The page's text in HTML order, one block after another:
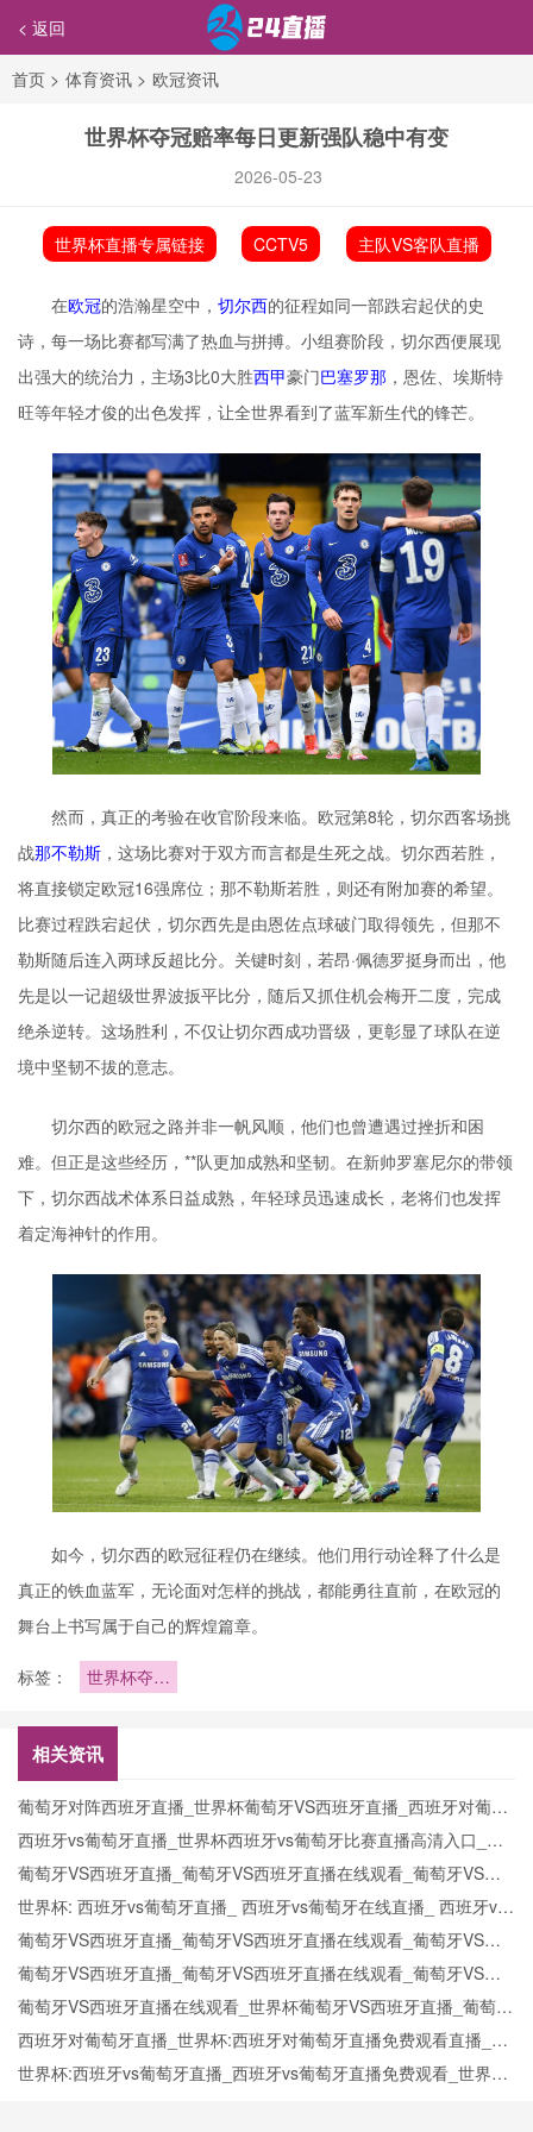
< 返回
首页 > 体育资讯 > 欧冠资讯
世界杯夺冠赔率每日更新强队稳中有变
2026-05-23
世界杯直播专属链接 CCTV5 主队VS客队直播
在欧冠的浩瀚星空中， 切尔西的征程如同一部跌宕起伏的史
诗，每一场比赛都写满了热血与拼搏。小组赛阶段，切尔西便展现
出强大的统治力，主场3比0大胜西甲豪门巴塞罗那 ，恩佐、埃斯特
旺等年轻才俊的出色发挥，让全世界看到了蓝军新生代的锋芒。
然而，真正的考验在收官阶段来临。欧冠第8轮，切尔西客场挑
战那不勒斯 ，这场比赛对于双方而言都是生死之战。切尔西若胜，
将直接锁定欧冠16强席位；那不勒斯若胜，则还有附加赛的希望。
比赛过程跌宕起伏，切尔西先是由恩佐点球破门取得领先，但那不
勒斯随后连入两球反超比分。关键时刻，若昂·佩德罗挺身而出，他
先是以一记超级世界波扳平比分，随后又抓住机会梅开二度，完成
绝杀逆转。这场胜利，不仅让切尔西成功晋级，更彰显了球队在逆
境中坚韧不拔的意志。
切尔西的欧冠之路并非一帆风顺，他们也曾遭遇过挫折和困
难。但正是这些经历，**队更加成熟和坚韧。在新帅罗塞尼尔的带领
下，切尔西战术体系日益成熟，年轻球员迅速成长，老将们也发挥
着定海神针的作用。
如今，切尔西的欧冠征程仍在继续。他们用行动诠释了什么是
真正的铁血蓝军，无论面对怎样的挑战，都能勇往直前，在欧冠的
舞台上书写属于自己的辉煌篇章。
标签：
世界杯夺冠
赔率每日更
新强队稳中
有变
相关资讯
葡萄牙对阵西班牙直播_世界杯葡萄牙VS西班牙直播_西班牙对葡萄
牙比赛直播在线无插件观看
西班牙vs葡萄牙直播_世界杯西班牙vs葡萄牙比赛直播高清入口_西
班牙vs葡萄牙预测分析直播
葡萄牙VS西班牙直播_葡萄牙VS西班牙直播在线观看_葡萄牙VS西
班牙实时全场直播入口
世界杯: 西班牙vs葡萄牙直播_ 西班牙vs葡萄牙在线直播_ 西班牙vs
葡萄牙CCTV5直播入口-24直播网
葡萄牙VS西班牙直播_葡萄牙VS西班牙直播在线观看_葡萄牙VS西
班牙实时全场直播入口
葡萄牙VS西班牙直播_葡萄牙VS西班牙直播在线观看_葡萄牙VS西
班牙实时全场直播入口
葡萄牙VS西班牙直播在线观看_世界杯葡萄牙VS西班牙直播_葡萄牙
VS西班牙比赛观看直达入口
西班牙对葡萄牙直播_世界杯:西班牙对葡萄牙直播免费观看直播_世
界杯西班牙对葡萄牙直播在线观看高清无插件
世界杯:西班牙vs葡萄牙直播_西班牙vs葡萄牙直播免费观看_世界杯